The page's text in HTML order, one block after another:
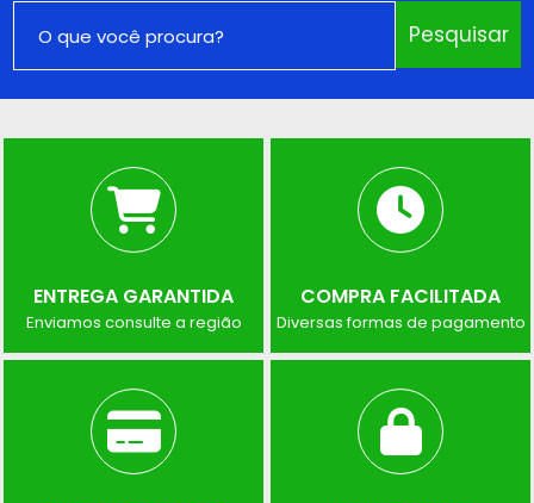
Pesquisar
ENTREGA GARANTIDA
Enviamos consulte a região
COMPRA FACILITADA
Diversas formas de pagamento